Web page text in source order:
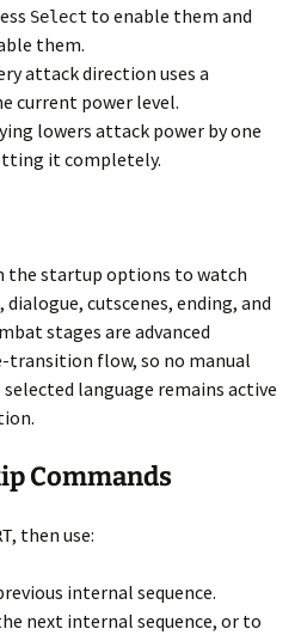
Select to enable them and
them.
attack direction uses a
current power level.
lowers attack power by one
it completely.
the startup options to watch
cutscenes, ending, and
stages are advanced
transition flow, so no manual
language remains active
Commands
, then use:
internal sequence.
next internal sequence, or to